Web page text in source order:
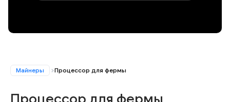
Майнеры Процессор для фермы